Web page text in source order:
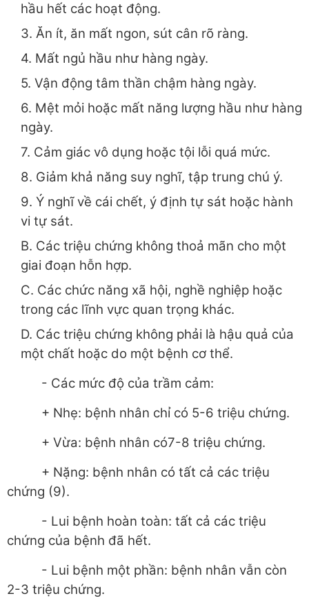
hầu hết các hoạt động.
3. Ăn ít, ăn mất ngon, sút cân rõ ràng.
4. Mất ngủ hầu như hàng ngày.
5. Vận động tâm thần chậm hàng ngày.
6. Mệt mỏi hoặc mất năng lượng hầu như hàng
ngày.
7. Cảm giác vô dụng hoặc tội lỗi quá mức.
8. Giảm khả năng suy nghĩ, tập trung chú ý.
9. Ý nghĩ về cái chết, ý định tự sát hoặc hành
vi tự sát.
B. Các triệu chứng không thoả mãn cho một
giai đoạn hỗn hợp.
C. Các chức năng xã hội, nghề nghiệp hoặc
trong các lĩnh vực quan trọng khác.
D. Các triệu chứng không phải là hậu quả của
một chất hoặc do một bệnh cơ thể.
- Các mức độ của trầm cảm:
+ Nhẹ: bệnh nhân chỉ có 5-6 triệu chứng.
+ Vừa: bệnh nhân có7-8 triệu chứng.
+ Nặng: bệnh nhân có tất cả các triệu
chứng (9).
- Lui bệnh hoàn toàn: tất cả các triệu
chứng của bệnh đã hết.
- Lui bệnh một phần: bệnh nhân vẫn còn
2-3 triệu chứng.